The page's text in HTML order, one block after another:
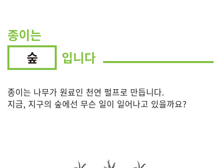
종이는
숲
입니다
종이는 나무가 원료인 천연 펄프로 만듭니다.
지금, 지구의 숲에선 무슨 일이 일어나고 있을까요?